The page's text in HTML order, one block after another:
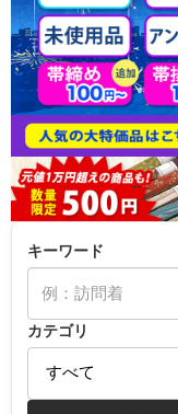
キーワード
カテゴリ